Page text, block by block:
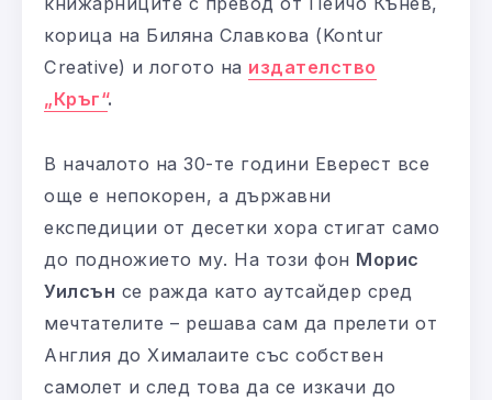
корица на Биляна Славкова (Kontur
Creative) и логото на издателство
„Кръг“.
В началото на 30-те години Еверест все
още е непокорен, а държавни
експедиции от десетки хора стигат само
до подножието му. На този фон Морис
Уилсън се ражда като аутсайдер сред
мечтателите – решава сам да прелети от
Англия до Хималаите със собствен
самолет и след това да се изкачи до